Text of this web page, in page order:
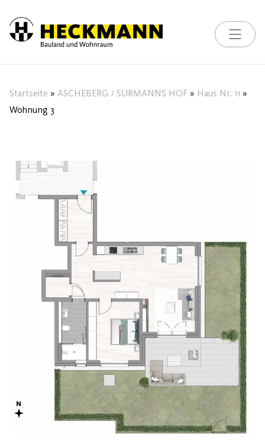
Skip to content
Toggle
Startseite » ASCHEBERG / SURMANNS HOF » Haus Nr. 11 »
Wohnung 3